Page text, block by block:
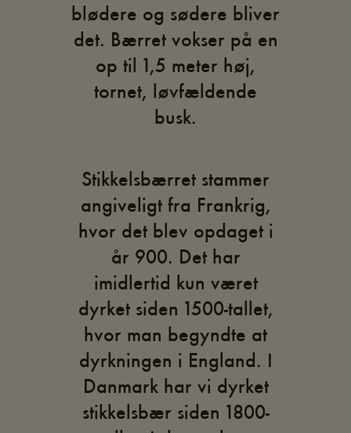
blødere og sødere bliver
det. Bærret vokser på en
op til 1,5 meter høj,
tornet, løvfældende
busk.
Stikkelsbærret stammer
angiveligt fra Frankrig,
hvor det blev opdaget i
år 900. Det har
imidlertid kun været
dyrket siden 1500-tallet,
hvor man begyndte at
dyrkningen i England. I
Danmark har vi dyrket
stikkelsbær siden 1800-